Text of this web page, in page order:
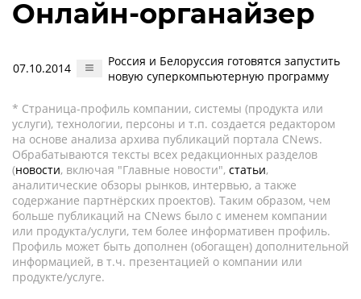
Онлайн-органайзер
07.10.2014
Россия и Белоруссия готовятся запустить
новую суперкомпьютерную программу
* Страница-профиль компании, системы (продукта или
услуги), технологии, персоны и т.п. создается редактором
на основе анализа архива публикаций портала CNews.
Обрабатываются тексты всех редакционных разделов
(новости, включая "Главные новости", статьи,
аналитические обзоры рынков, интервью, а также
содержание партнёрских проектов). Таким образом, чем
больше публикаций на CNews было с именем компании
или продукта/услуги, тем более информативен профиль.
Профиль может быть дополнен (обогащен) дополнительной
информацией, в т.ч. презентацией о компании или
продукте/услуге.